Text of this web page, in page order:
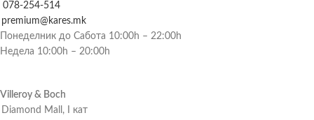
078-254-514
premium@kares.mk
Понеделник до Сабота 10:00h – 22:00h
Недела 10:00h – 20:00h
Villeroy & Boch
Diamond Mall, I кат